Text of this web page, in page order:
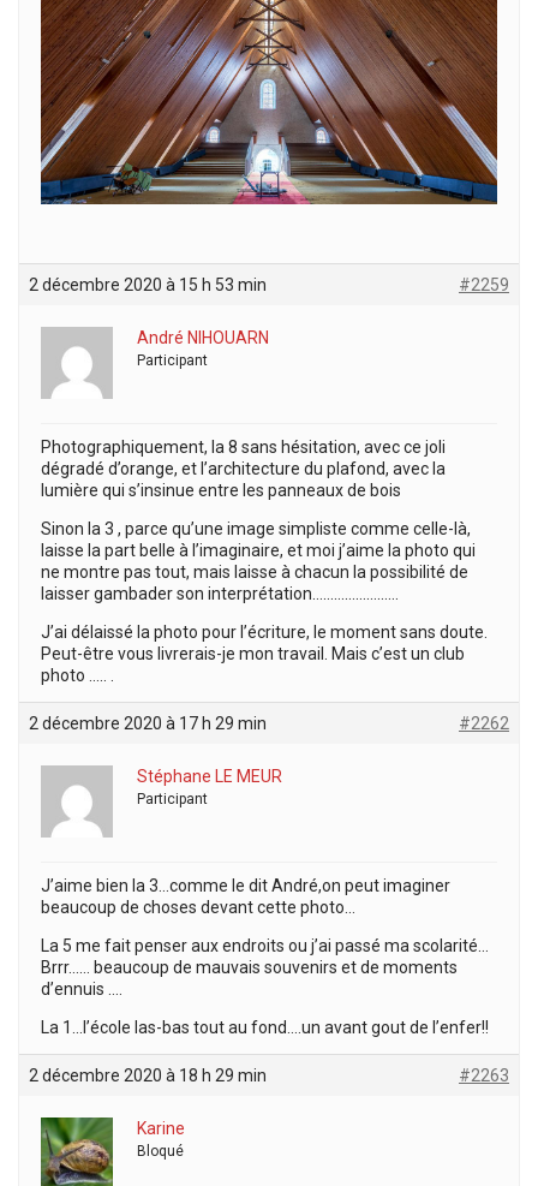
2 décembre 2020 à 15 h 53 min #2259
André NIHOUARN
Participant
Photographiquement, la 8 sans hésitation, avec ce joli
dégradé d’orange, et l’architecture du plafond, avec la
lumière qui s’insinue entre les panneaux de bois
Sinon la 3 , parce qu’une image simpliste comme celle-là,
laisse la part belle à l’imaginaire, et moi j’aime la photo qui
ne montre pas tout, mais laisse à chacun la possibilité de
laisser gambader son interprétation……………………
J’ai délaissé la photo pour l’écriture, le moment sans doute.
Peut-être vous livrerais-je mon travail. Mais c’est un club
photo ….. .
2 décembre 2020 à 17 h 29 min #2262
Stéphane LE MEUR
Participant
J’aime bien la 3…comme le dit André,on peut imaginer
beaucoup de choses devant cette photo…
La 5 me fait penser aux endroits ou j’ai passé ma scolarité…
Brrr…… beaucoup de mauvais souvenirs et de moments
d’ennuis ….
La 1…l’école las-bas tout au fond….un avant gout de l’enfer!!
2 décembre 2020 à 18 h 29 min #2263
Karine
Bloqué